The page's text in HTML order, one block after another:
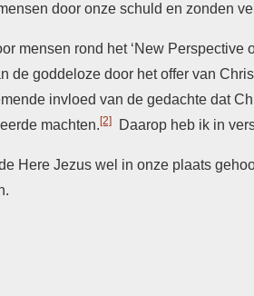
door onze schuld en zonden
mensen rond het ‘New Perspective
de goddeloze door het offer van
invloed van de gedachte dat
machten. [2] Daarop heb ik in
Here Jezus wel in onze plaats